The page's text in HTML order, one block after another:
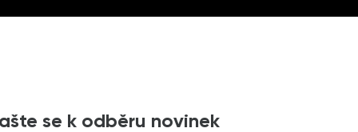
se k odběru novinek